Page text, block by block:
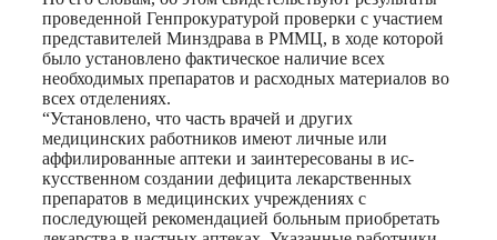
проведенной Генпрокуратурой проверки с участием
представителей Минздрава в РММЦ, в ходе которой
было установлено фактическое наличие всех
необходимых препаратов и расходных материалов во
всех отделениях.
“Установлено, что часть врачей и других
медицинских работников имеют личные или
аффилированные аптеки и заинтересованы в ис-
кусственном создании дефицита лекарственных
препаратов в медицинских учреждениях с
последующей рекомендацией больным приобретать